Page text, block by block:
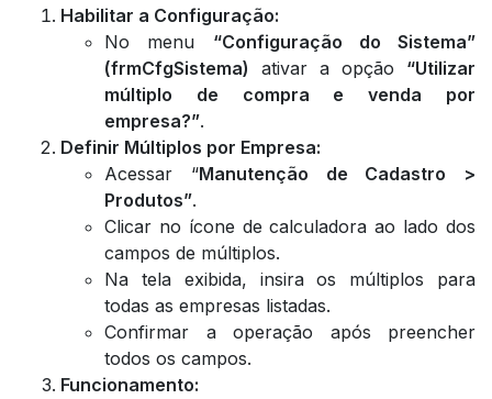
Habilitar a Configuração:
No menu “Configuração do Sistema”
(frmCfgSistema) ativar a opção “Utilizar
múltiplo de compra e venda por
empresa?”.
Definir Múltiplos por Empresa:
Acessar “Manutenção de Cadastro >
Produtos”.
Clicar no ícone de calculadora ao lado dos
campos de múltiplos.
Na tela exibida, insira os múltiplos para
todas as empresas listadas.
Confirmar a operação após preencher
todos os campos.
Funcionamento: